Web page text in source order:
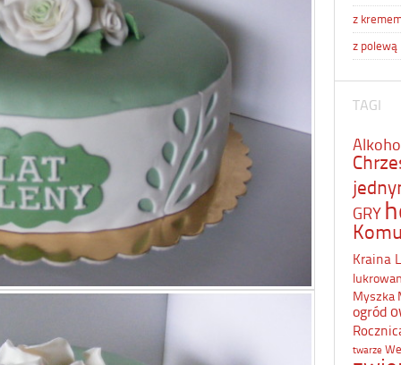
z
z polewą
TAGI
GRY
Kraina
Myszka
ogród
twarze